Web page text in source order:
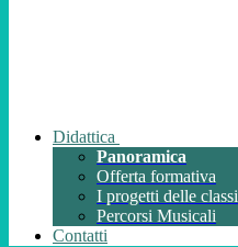
Didattica
Panoramica
Offerta formativa
I progetti delle classi
Percorsi Musicali
Contatti